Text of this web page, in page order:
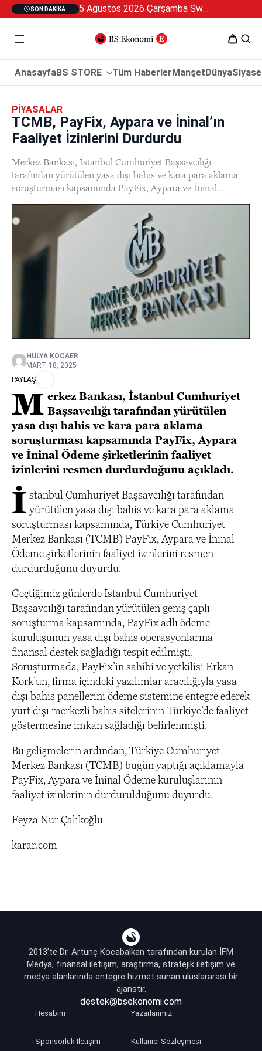
SON DAKIKA 5 Ağustos 2026 Çarşamba Swan Özel 2
AnasayfaBS STORE Tüm HaberlerManşetDünya
PIYASALAR
TCMB, PayFix, Aypara ve İninal’ın
Faaliyet İzinlerini Durdurdu
Merkez Bankası, İstanbul Cumhuriyet Başsavcılığı
tarafından yürütülen yasa dışı bahis ve kara para aklama
soruşturması kapsamında PayFix, Aypara ve İninal…
HÜLYA KOCAER
MART 18, 2025
PAYLAŞ
M erkez Bankası, İstanbul Cumhuriyet
Başsavcılığı tarafından yürütülen
yasa dışı bahis ve kara para aklama
soruşturması kapsamında PayFix, Aypara
ve İninal Ödeme şirketlerinin faaliyet
izinlerini resmen durdurduğunu açıkladı.
İ stanbul Cumhuriyet Başsavcılığı tarafından
yürütülen yasa dışı bahis ve kara para aklama
soruşturması kapsamında, Türkiye Cumhuriyet
Merkez Bankası (TCMB) PayFix, Aypara ve İninal
Ödeme şirketlerinin faaliyet izinlerini resmen
durdurduğunu duyurdu.
Geçtiğimiz günlerde İstanbul Cumhuriyet
Başsavcılığı tarafından yürütülen geniş çaplı
soruşturma kapsamında, PayFix adlı ödeme
kuruluşunun yasa dışı bahis operasyonlarına
finansal destek sağladığı tespit edilmişti.
Soruşturmada, PayFix’in sahibi ve yetkilisi Erkan
Kork’un, firma içindeki yazılımlar aracılığıyla yasa
dışı bahis panellerini ödeme sistemine entegre ederek
yurt dışı merkezli bahis sitelerinin Türkiye’de faaliyet
göstermesine imkan sağladığı belirlenmişti.
Bu gelişmelerin ardından, Türkiye Cumhuriyet
Merkez Bankası (TCMB) bugün yaptığı açıklamayla
PayFix, Aypara ve İninal Ödeme kuruluşlarının
faaliyet izinlerinin durdurulduğunu duyurdu.
Feyza Nur Çalıkoğlu
karar.com
2013’te Dr. Artunç Kocabalkan tarafından kurulan İFM
Medya, finansal iletişim, araştırma, stratejik iletişim ve
medya alanlarında entegre hizmet sunan uluslararası bir
ajanstır.
destek@bsekonomi.com
Hesabım Yazarlarımız
Sponsorluk İletişim Kullanıcı Sözleşmesi